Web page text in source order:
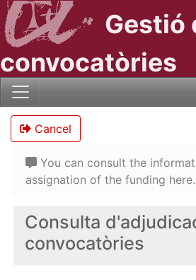
Gestió
convocatòries
Consulta
convocatòries
Cancel
You can consult the
assignation of the funding here.